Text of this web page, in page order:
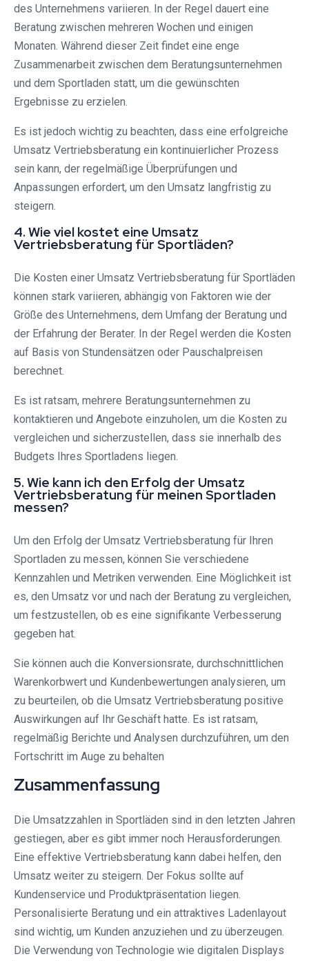
des Unternehmens variieren. In der Regel dauert eine
Beratung zwischen mehreren Wochen und einigen
Monaten. Während dieser Zeit findet eine enge
Zusammenarbeit zwischen dem Beratungsunternehmen
und dem Sportladen statt, um die gewünschten
Ergebnisse zu erzielen.
Es ist jedoch wichtig zu beachten, dass eine erfolgreiche
Umsatz Vertriebsberatung ein kontinuierlicher Prozess
sein kann, der regelmäßige Überprüfungen und
Anpassungen erfordert, um den Umsatz langfristig zu
steigern.
4. Wie viel kostet eine Umsatz
Vertriebsberatung für Sportläden?
Die Kosten einer Umsatz Vertriebsberatung für Sportläden
können stark variieren, abhängig von Faktoren wie der
Größe des Unternehmens, dem Umfang der Beratung und
der Erfahrung der Berater. In der Regel werden die Kosten
auf Basis von Stundensätzen oder Pauschalpreisen
berechnet.
Es ist ratsam, mehrere Beratungsunternehmen zu
kontaktieren und Angebote einzuholen, um die Kosten zu
vergleichen und sicherzustellen, dass sie innerhalb des
Budgets Ihres Sportladens liegen.
5. Wie kann ich den Erfolg der Umsatz
Vertriebsberatung für meinen Sportladen
messen?
Um den Erfolg der Umsatz Vertriebsberatung für Ihren
Sportladen zu messen, können Sie verschiedene
Kennzahlen und Metriken verwenden. Eine Möglichkeit ist
es, den Umsatz vor und nach der Beratung zu vergleichen,
um festzustellen, ob es eine signifikante Verbesserung
gegeben hat.
Sie können auch die Konversionsrate, durchschnittlichen
Warenkorbwert und Kundenbewertungen analysieren, um
zu beurteilen, ob die Umsatz Vertriebsberatung positive
Auswirkungen auf Ihr Geschäft hatte. Es ist ratsam,
regelmäßig Berichte und Analysen durchzuführen, um den
Fortschritt im Auge zu behalten
Zusammenfassung
Die Umsatzzahlen in Sportläden sind in den letzten Jahren
gestiegen, aber es gibt immer noch Herausforderungen.
Eine effektive Vertriebsberatung kann dabei helfen, den
Umsatz weiter zu steigern. Der Fokus sollte auf
Kundenservice und Produktpräsentation liegen.
Personalisierte Beratung und ein attraktives Ladenlayout
sind wichtig, um Kunden anzuziehen und zu überzeugen.
Die Verwendung von Technologie wie digitalen Displays